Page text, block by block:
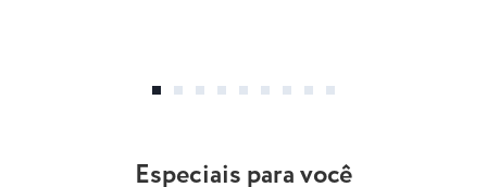
Especiais para você